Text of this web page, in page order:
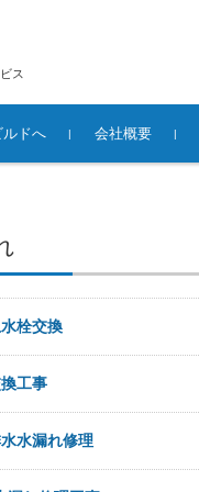
ス
ルドへ
会社概要
栓交換
工事
水漏れ修理